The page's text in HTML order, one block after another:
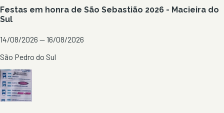
Festas em honra de São Sebastião 2026 - Macieira do
Sul
14/08/2026 — 16/08/2026
São Pedro do Sul